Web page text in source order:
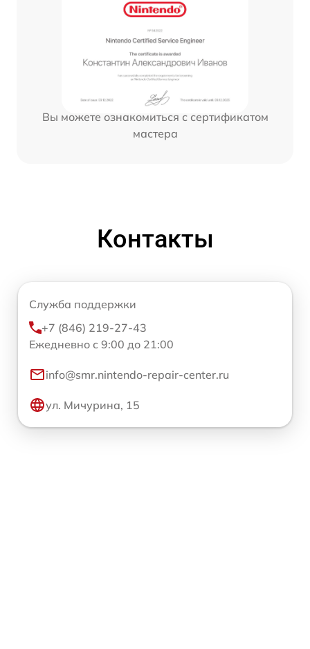
Вы можете ознакомиться с сертификатом
мастера
Контакты
Служба поддержки
+7 (846) 219-27-43
Ежедневно с 9:00 до 21:00
info@smr.nintendo-repair-center.ru
ул. Мичурина, 15